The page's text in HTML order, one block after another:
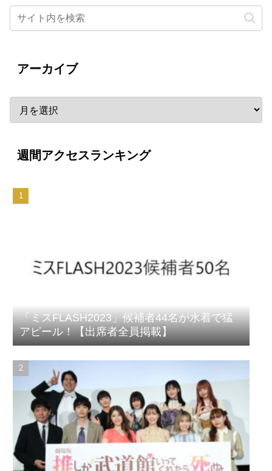
アーカイブ
週間アクセスランキング
「ミスFLASH2023」候補者44名が水着で猛
アピール！【出席者全員掲載】